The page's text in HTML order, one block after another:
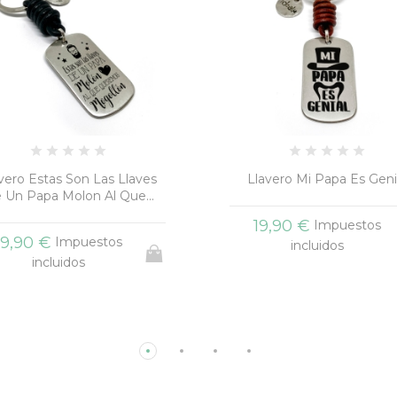
Mi Papa Es Genial
incluidos
Entrega Cuero
19,90 € Impuestos
incluidos